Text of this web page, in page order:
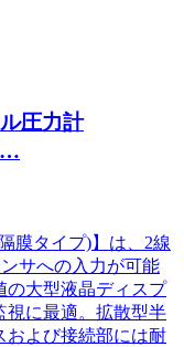
圧力計
膜タイプ)】は、2線
サへの入力が可能
の大型液晶ディスプ
視に最適。拡散型半
および接続部には耐